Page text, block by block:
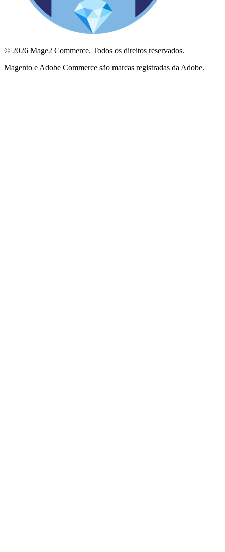
© 2026 Mage2 Commerce. Todos os direitos reservados.
Magento e Adobe Commerce são marcas registradas da Adobe.